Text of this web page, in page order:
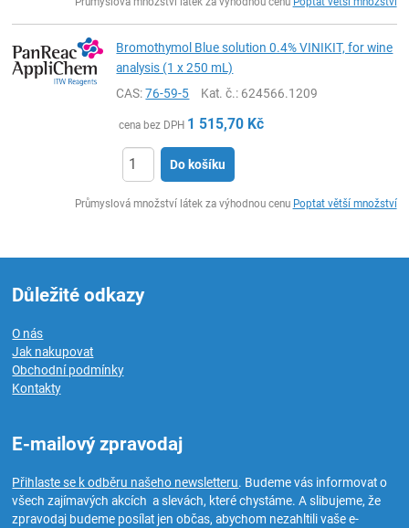
Bromothymol Blue solution 0.4% VINIKIT, for wine
analysis (1 x 250 mL)
CAS:76-59-5 Kat. č.: 624566.1209
cena bez DPH 1 515,70 Kč
Do košíku
Průmyslová množství látek za výhodnou cenu Poptat větší množství
Důležité odkazy
O nás
Jak nakupovat
Obchodní podmínky
Kontakty
E-mailový zpravodaj
Přihlaste se k odběru našeho newsletteru. Budeme vás informovat o
všech zajímavých akcích a slevách, které chystáme. A slibujeme, že
zpravodaj budeme posílat jen občas, abychom nezahltili vaše e-